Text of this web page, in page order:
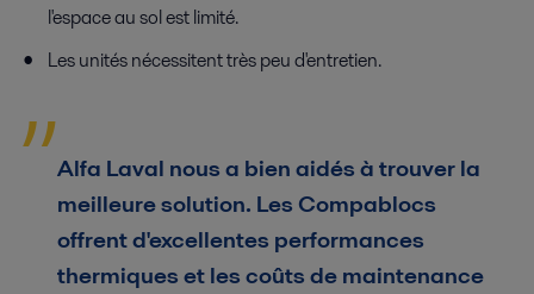
l'espace au sol est limité.
Les unités nécessitent très peu d'entretien.
Alfa Laval nous a bien aidés à trouver la
meilleure solution. Les Compablocs
offrent d'excellentes performances
thermiques et les coûts de maintenance